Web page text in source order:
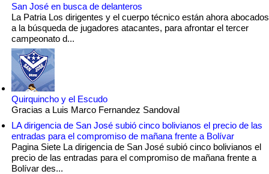
San José en busca de delanteros
La Patria Los dirigentes y el cuerpo técnico están ahora abocados
a la búsqueda de jugadores atacantes, para afrontar el tercer
campeonato d...
Quirquincho y el Escudo
Gracias a Luis Marco Fernandez Sandoval
LA dirigencia de San José subió cinco bolivianos el precio de las
entradas para el compromiso de mañana frente a Bolívar
Pagina Siete La dirigencia de San José subió cinco bolivianos el
precio de las entradas para el compromiso de mañana frente a
Bolívar des...